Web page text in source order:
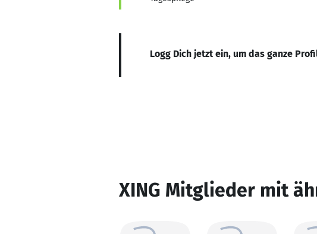
Logg Dich jetzt ein, um das ganze
XING Mitglieder mit